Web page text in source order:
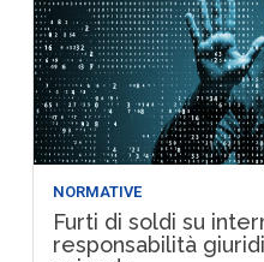
NORMATIVE
Furti di soldi su
responsabilità